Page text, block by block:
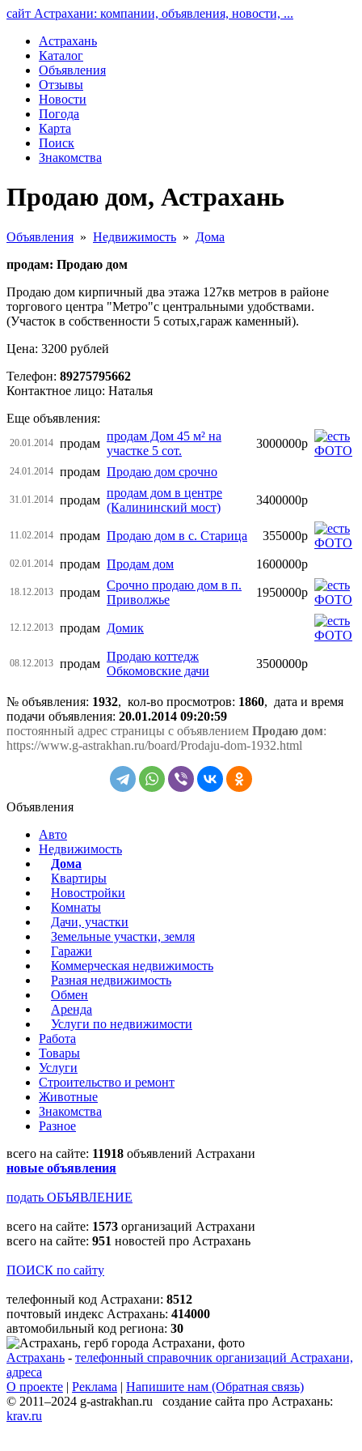
сайт Астрахани: компании, объявления, новости, ...
Астрахань
Каталог
Объявления
Отзывы
Новости
Погода
Карта
Поиск
Знакомства
Продаю дом, Астрахань
Объявления » Недвижимость » Дома
продам: Продаю дом
Продаю дом кирпичный два этажа 127кв метров в районе
торгового центра "Метро"с центральными удобствами.
(Участок в собственности 5 сотых,гараж каменный).
Цена: 3200 рублей
Телефон: 89275795662
Контактное лицо: Наталья
Еще объявления:
20.01.2014 продам
продам Дом 45 м² на
участке 5 сот.
3000000р
24.01.2014 продам Продаю дом срочно
31.01.2014 продам
продам дом в центре
(Калининский мост)
3400000р
11.02.2014 продам Продаю дом в с. Старица 355000р
02.01.2014 продам Продам дом 1600000р
18.12.2013 продам
Срочно продаю дом в п.
Приволжье
1950000р
12.12.2013 продам Домик
08.12.2013 продам
Продаю коттедж
Обкомовские дачи
3500000р
№ объявления: 1932, кол-во просмотров: 1860, дата и время
подачи объявления: 20.01.2014 09:20:59
постоянный адрес страницы с объявлением Продаю дом:
https://www.g-astrakhan.ru/board/Prodaju-dom-1932.html
Объявления
Авто
Недвижимость
Дома
Квартиры
Новостройки
Комнаты
Дачи, участки
Земельные участки, земля
Гаражи
Коммерческая недвижимость
Разная недвижимость
Обмен
Аренда
Услуги по недвижимости
Работа
Товары
Услуги
Строительство и ремонт
Животные
Знакомства
Разное
всего на сайте: 11918 объявлений Астрахани
новые объявления
подать ОБЪЯВЛЕНИЕ
всего на сайте: 1573 организаций Астрахани
всего на сайте: 951 новостей про Астрахань
ПОИСК по сайту
телефонный код Астрахани: 8512
почтовый индекс Астрахань: 414000
автомобильный код региона: 30
Астрахань - телефонный справочник организаций Астрахани,
адреса
О проекте | Реклама | Напишите нам (Обратная связь)
© 2011–2024 g-astrakhan.ru создание сайта про Астрахань:
krav.ru